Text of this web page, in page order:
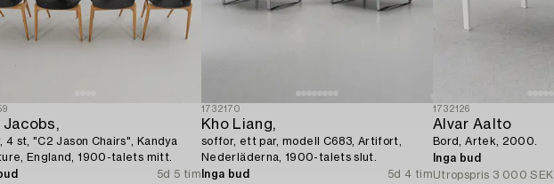
Jacobs,
4 st, "C2 Jason Chairs", Kandya
England, 1900-talets mitt.
5d 5 tim
1732170
Kho Liang,
soffor, ett par, modell C683, Artifort,
Nederläderna, 1900-talets slut.
Inga bud
5d 4 tim
1732126
Alvar Aalto
Bord, Artek, 2000.
Inga bud
Utropspris 3 000 SEK